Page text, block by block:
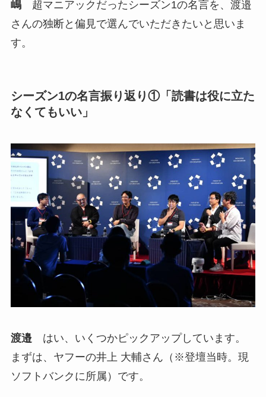
嶋超マニアックだったシーズン1の名言を、渡邉
さんの独断と偏見で選んでいただきたいと思いま
す。
シーズン1の名言振り返り①「読書は役に立た
なくてもいい」
渡邉 はい、いくつかピックアップしています。
まずは、ヤフーの井上 大輔さん（※登壇当時。現
ソフトバンクに所属）です。